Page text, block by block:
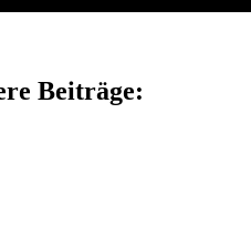
Beiträge: